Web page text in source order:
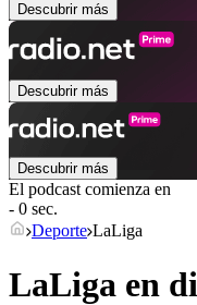
Descubrir más
Descubrir más
Descubrir más
El podcast comienza en
- 0 sec.
Deporte LaLiga
LaLiga en